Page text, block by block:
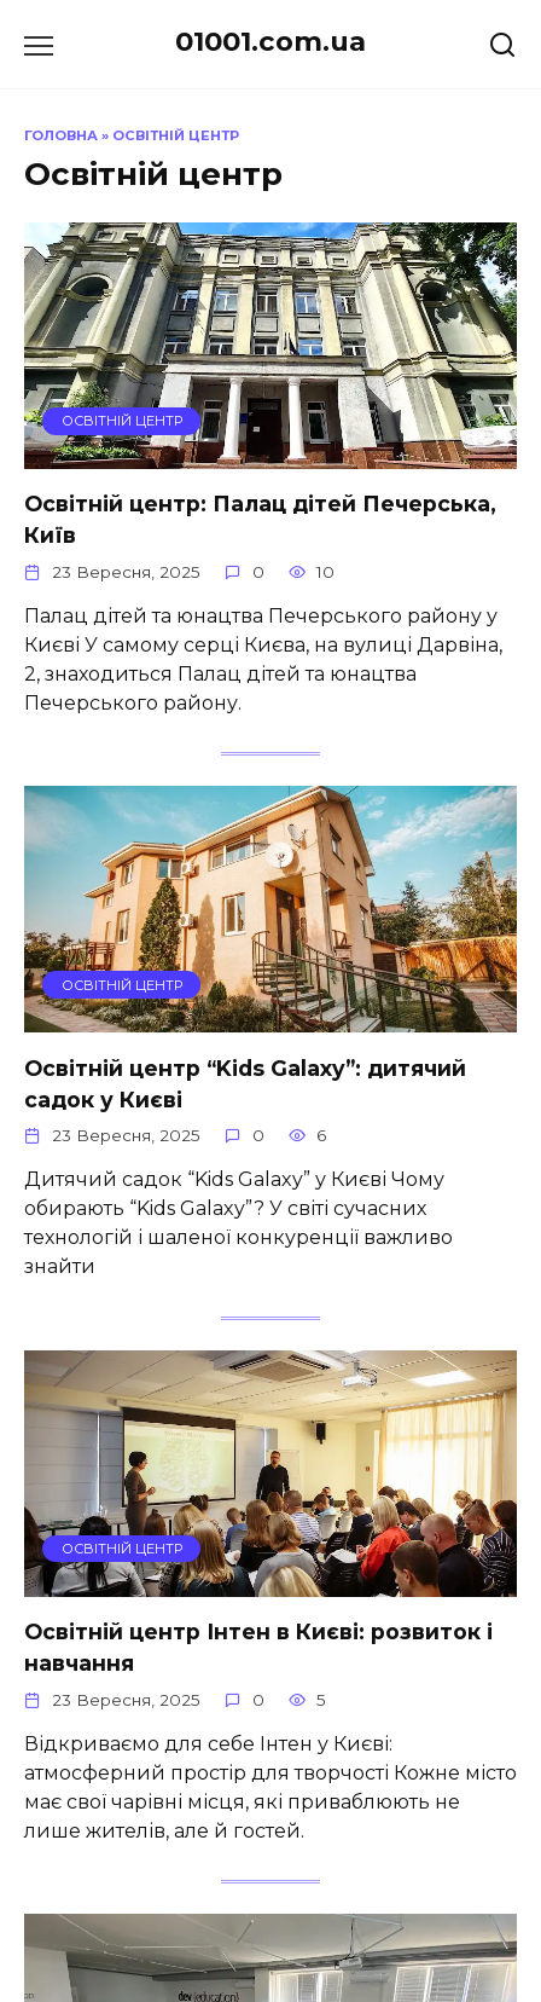
до
01001.com.ua
ГОЛОВНА » ОСВІТНІЙ ЦЕНТР
Освітній центр
ОСВІТНІЙ ЦЕНТР
Освітній центр: Палац дітей Печерська,
Київ
23 Вересня, 2025 0 10
Палац дітей та юнацтва Печерського району у
Києві У самому серці Києва, на вулиці Дарвіна,
2, знаходиться Палац дітей та юнацтва
Печерського району.
ОСВІТНІЙ ЦЕНТР
Освітній центр “Kids Galaxy”: дитячий
садок у Києві
23 Вересня, 2025 0 6
Дитячий садок “Kids Galaxy” у Києві Чому
обирають “Kids Galaxy”? У світі сучасних
технологій і шаленої конкуренції важливо
знайти
ОСВІТНІЙ ЦЕНТР
Освітній центр Інтен в Києві: розвиток і
навчання
23 Вересня, 2025 0 5
Відкриваємо для себе Інтен у Києві:
атмосферний простір для творчості Кожне місто
має свої чарівні місця, які приваблюють не
лише жителів, але й гостей.